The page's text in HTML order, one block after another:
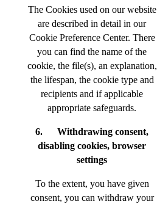
The Cookies used on our website
are described in detail in our
Cookie Preference Center. There
you can find the name of the
cookie, the file(s), an explanation,
the lifespan, the cookie type and
recipients and if applicable
appropriate safeguards.
6. Withdrawing consent,
disabling cookies, browser
settings
To the extent, you have given
consent, you can withdraw your